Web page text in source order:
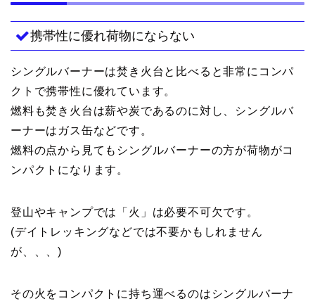
携帯性に優れ荷物にならない
シングルバーナーは焚き火台と比べると非常にコンパ
クトで携帯性に優れています。
燃料も焚き火台は薪や炭であるのに対し、シングルバ
ーナーはガス缶などです。
燃料の点から見てもシングルバーナーの方が荷物がコ
ンパクトになります。
登山やキャンプでは「火」は必要不可欠です。
(デイトレッキングなどでは不要かもしれません
が、、、)
その火をコンパクトに持ち運べるのはシングルバーナ